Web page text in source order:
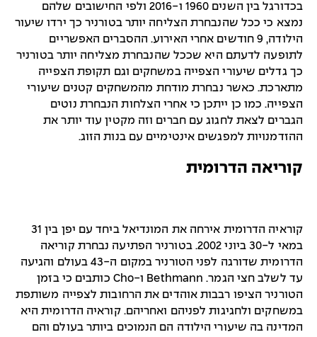
בכדורגל בין השנים 1960 ו-2016 ולפי החישובים שלהם
נמצא כי ככל שהנבחרת הצליחה יותר בטורניר כך ירדו שיעור
הילודה, 9 חודשים אחרי האירוע. ההסברים האפשריים
לתופעה לדעתם היא שככל שהנבחרת מצליחה יותר בטורניר
כך גדלים שיעורי הצפייה במשחקים וגם תקופת הצפייה
מתארכת. כאשר נבחרת מודחת מהמשחקים קטנים שיעורי
הצפייה. כמו כן ייתכן כי אחרי הצלחות הנבחרת נוטים
הגברים לצאת לחגוג עם חברים וזה מקטין עוד יותר את
ההזדמנויות למפגשים אינטימיים עם בנות הזוג.
קוריאה הדרומית
קוראיה הדרומית אירחה את המונדיאל ביחד עם יפן בין 31
במאי ל-30 ביוני 2002. בטורניר הפתיעה נבחרת קוריאה
הדרומית שדורגה לפני הטורניר במקום ה-43 בעולם והגיעה
עד לשלב חצי הגמר. Bethmann ו-Cho כותבים כי בזמן
הטורניר הציפו רבבות אוהדים את הרחובות לצפייה משותפת
במשחקים ולחגיגות לפניהם ואחריהם. קוראיה הדרומית היא
המדינה בה שיעורי הילודה הם הנמוכים ביותר בעולם והם